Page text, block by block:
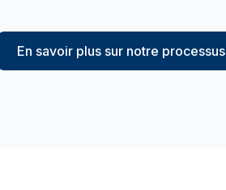
En savoir plus sur notre processus